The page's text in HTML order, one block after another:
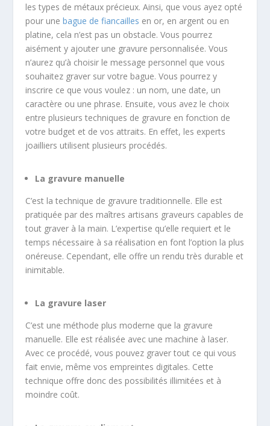
les types de métaux précieux. Ainsi, que vous ayez opté
pour unebague de fiancailles en or, en argent ou en
platine, cela n’est pas un obstacle. Vous pourrez
aisément y ajouter une gravure personnalisée. Vous
n’aurez qu’à choisir le message personnel que vous
souhaitez graver sur votre bague. Vous pourrez y
inscrire ce que vous voulez : un nom, une date, un
caractère ou une phrase. Ensuite, vous avez le choix
entre plusieurs techniques de gravure en fonction de
votre budget et de vos attraits. En effet, les experts
joailliers utilisent plusieurs procédés.
La gravure manuelle
C’est la technique de gravure traditionnelle. Elle est
pratiquée par des maîtres artisans graveurs capables de
tout graver à la main. L’expertise qu’elle requiert et le
temps nécessaire à sa réalisation en font l’option la plus
onéreuse. Cependant, elle offre un rendu très durable et
inimitable.
La gravure laser
C’est une méthode plus moderne que la gravure
manuelle. Elle est réalisée avec une machine à laser.
Avec ce procédé, vous pouvez graver tout ce qui vous
fait envie, même vos empreintes digitales. Cette
technique offre donc des possibilités illimitées et à
moindre coût.